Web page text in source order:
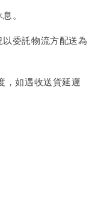
。
委託物流方配送為
，如遇收送貨延遲